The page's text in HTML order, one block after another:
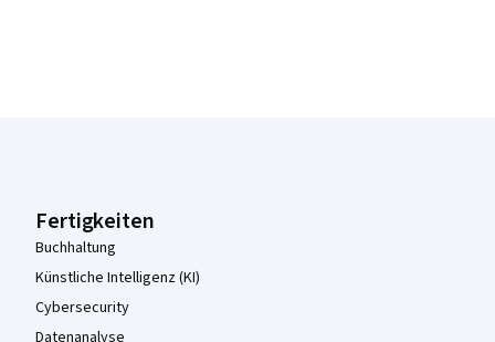
Fertigkeiten
Buchhaltung
Künstliche Intelligenz (KI)
Cybersecurity
Datenanalyse